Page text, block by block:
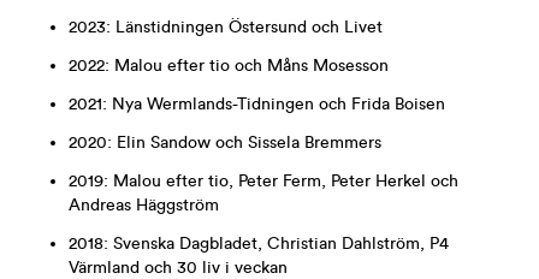
2023: Länstidningen Östersund och Livet
2022: Malou efter tio och Måns Mosesson
2021: Nya Wermlands-Tidningen och Frida Boisen
2020: Elin Sandow och Sissela Bremmers
2019: Malou efter tio, Peter Ferm, Peter Herkel och
Andreas Häggström
2018: Svenska Dagbladet, Christian Dahlström, P4
Värmland och 30 liv i veckan